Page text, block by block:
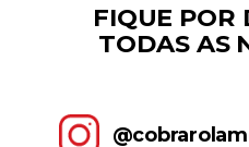
FIQUE POR
TODAS AS